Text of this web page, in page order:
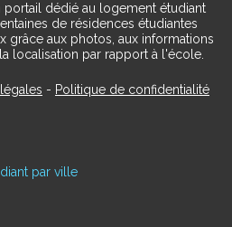
portail dédié au logement étudiant
de résidences étudiantes
grâce aux photos, aux informations
localisation par rapport à l'école.
- Politique de confidentialité
par ville